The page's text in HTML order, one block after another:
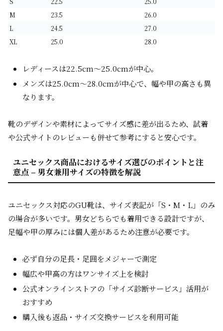
M
23.5
26.0
L
24.5
27.0
XL
25.0 28.0
レディースは22.5cm～25.0cmが中心。
メンズは25.0cm～28.0cmが中心で、幅や甲の高さも異
なります。
靴のデザインや素材によってサイズ感に差が出るため、試着
や公式サイトのレビューも併せて参考にすると安心です。
ユニセックス商品におけるサイズ選びのポイントと注
意点 – 男女兼用サイズの特徴を解説
ユニセックス対応のGU靴は、サイズ表記が「S・M・L」のみ
の場合が多いです。男女どちらでも着用できる設計ですが、
足幅や甲の厚みには個人差があるため注意が必要です。
必ず自分の足長・足囲をメジャーで測定
幅広や甲高の方はワンサイズ上を検討
公式オンラインストアの「サイズ診断サービス」活用が
おすすめ
購入後も返品・サイズ交換サービスを利用可能